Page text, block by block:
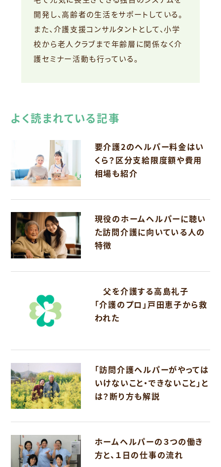
開発し、高齢者の生活をサポートしている。
また、介護支援コンサルタントとして、小学
校から老人クラブまで年齢層に関係なく介
護セミナー活動も行っている。
よく読まれている記事
要介護2のヘルパー料金はい
くら？区分支給限度額や費用
相場も紹介
現役のホームヘルパーに聴い
た訪問介護に向いている人の
特徴
父を介護する高島礼子
「介護のプロ」戸田恵子から救
われた
「訪問介護ヘルパーがやっては
いけないこと・できないこと」と
は？断り方も解説
ホームヘルパーの３つの働き
方と、１日の仕事の流れ